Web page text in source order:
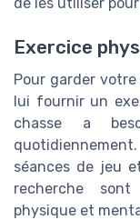
Exercice
Pour garder
lui fournir un
chasse a
séances de jeu
recherche
physique et